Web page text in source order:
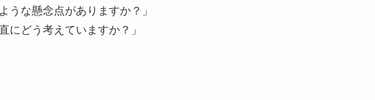
うな懸念点がありますか？」
にどう考えていますか？」